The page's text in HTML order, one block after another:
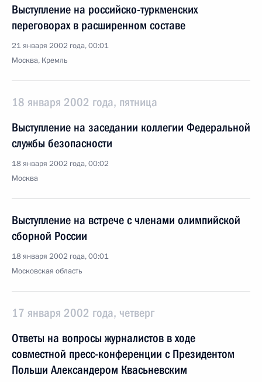
Выступление на российско-туркменских
переговорах в расширенном составе
21 января 2002 года, 00:01
Москва, Кремль
18 января 2002 года, пятница
Выступление на заседании коллегии Федеральной
службы безопасности
18 января 2002 года, 00:02
Москва
Выступление на встрече с членами олимпийской
сборной России
18 января 2002 года, 00:01
Московская область
17 января 2002 года, четверг
Ответы на вопросы журналистов в ходе
совместной пресс-конференции с Президентом
Польши Александером Квасьневским